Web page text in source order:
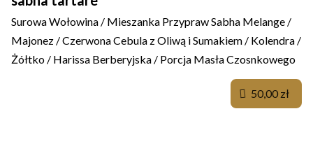
Surowa Wołowina / Mieszanka Przypraw Sabha Melange /
Majonez / Czerwona Cebula z Oliwą i Sumakiem / Kolendra /
Żółtko / Harissa Berberyjska / Porcja Masła Czosnkowego